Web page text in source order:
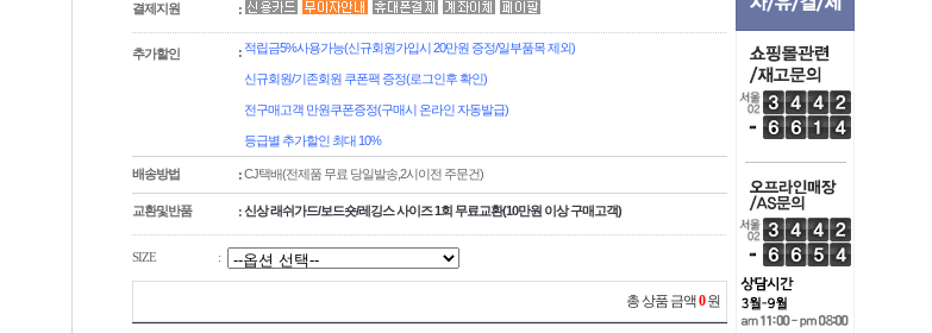
결제지원 :
추가할인 : 적립금5%사용가능(신규회원가입시 20만원 증정/일부품목 제외)
신규회원/기존회원 쿠폰팩 증정(로그인후 확인)
전구매고객 만원쿠폰증정(구매시 온라인 자동발급)
등급별 추가할인 최대 10%
배송방법 :CJ택배(전제품 무료 당일발송,2시이전 주문건)
교환및반품 :신상 래쉬가드/보드숏/레깅스 사이즈 1회 무료교환(10만원 이상 구매고객)
SIZE :
총 상품 금액0 원